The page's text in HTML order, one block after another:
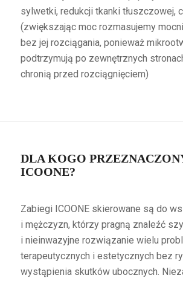
sylwetki, redukcji tkanki tłuszczowej,
(zwiększając moc rozmasujemy
bez jej rozciągania, ponieważ
podtrzymują po zewnętrznych
chronią przed rozciągnięciem)
DLA KOGO
ICOONE?
Zabiegi ICOONE skierowane są do
i mężczyzn, którzy pragną znaleźć
i nieinwazyjne rozwiązanie wielu
terapeutycznych i estetycznych bez
wystąpienia skutków ubocznych.